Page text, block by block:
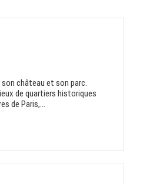
son château et son parc.
de quartiers historiques
de Paris,...